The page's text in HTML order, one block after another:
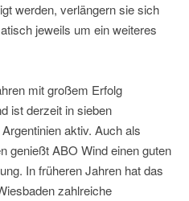
werden, verlängern sie sich
jeweils um ein weiteres
mit großem Erfolg
ist derzeit in sieben
aktiv. Auch als
genießt ABO Wind einen guten
In früheren Jahren hat das
zahlreiche